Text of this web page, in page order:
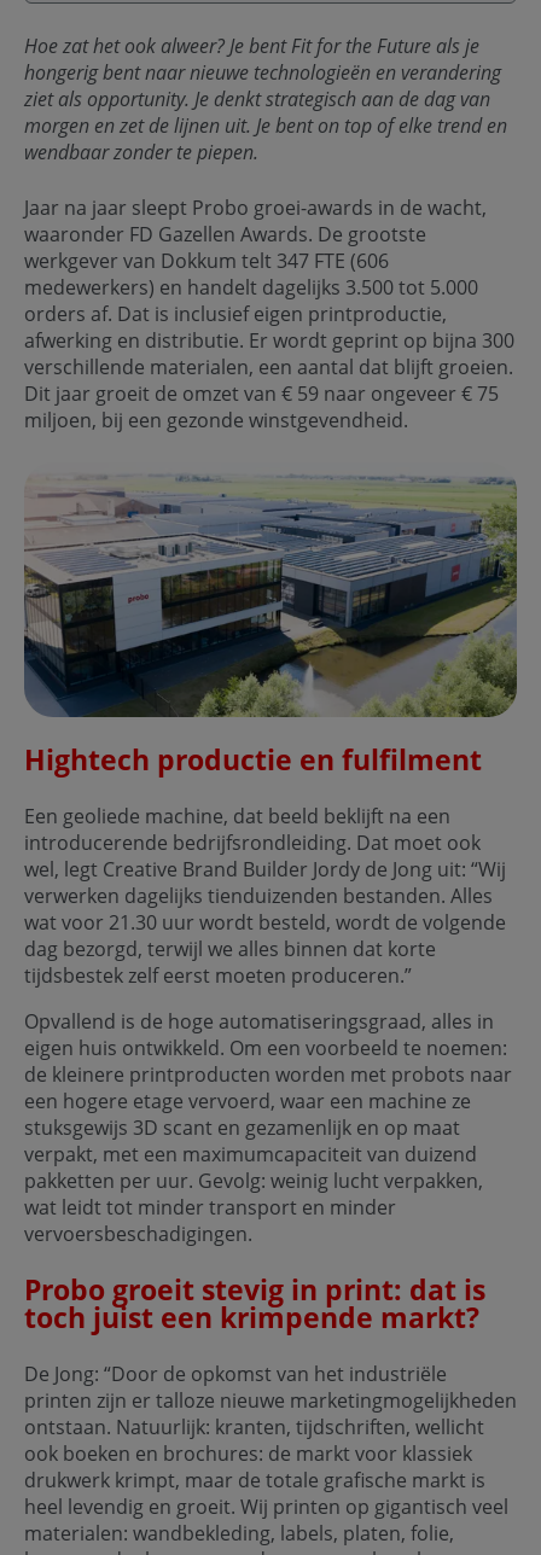
Hoe zat het ook alweer? Je bent Fit for the Future als je
hongerig bent naar nieuwe technologieën en verandering
ziet als opportunity. Je denkt strategisch aan de dag van
morgen en zet de lijnen uit. Je bent on top of elke trend en
wendbaar zonder te piepen.
Jaar na jaar sleept Probo groei-awards in de wacht,
waaronder FD Gazellen Awards. De grootste
werkgever van Dokkum telt 347 FTE (606
medewerkers) en handelt dagelijks 3.500 tot 5.000
orders af. Dat is inclusief eigen printproductie,
afwerking en distributie. Er wordt geprint op bijna 300
verschillende materialen, een aantal dat blijft groeien.
Dit jaar groeit de omzet van € 59 naar ongeveer € 75
miljoen, bij een gezonde winstgevendheid.
Hightech productie en fulfilment
Een geoliede machine, dat beeld beklijft na een
introducerende bedrijfsrondleiding. Dat moet ook
wel, legt Creative Brand Builder Jordy de Jong uit: “Wij
verwerken dagelijks tienduizenden bestanden. Alles
wat voor 21.30 uur wordt besteld, wordt de volgende
dag bezorgd, terwijl we alles binnen dat korte
tijdsbestek zelf eerst moeten produceren.”
Opvallend is de hoge automatiseringsgraad, alles in
eigen huis ontwikkeld. Om een voorbeeld te noemen:
de kleinere printproducten worden met probots naar
een hogere etage vervoerd, waar een machine ze
stuksgewijs 3D scant en gezamenlijk en op maat
verpakt, met een maximumcapaciteit van duizend
pakketten per uur. Gevolg: weinig lucht verpakken,
wat leidt tot minder transport en minder
vervoersbeschadigingen.
Probo groeit stevig in print: dat is
toch juist een krimpende markt?
De Jong: “Door de opkomst van het industriële
printen zijn er talloze nieuwe marketingmogelijkheden
ontstaan. Natuurlijk: kranten, tijdschriften, wellicht
ook boeken en brochures: de markt voor klassiek
drukwerk krimpt, maar de totale grafische markt is
heel levendig en groeit. Wij printen op gigantisch veel
materialen: wandbekleding, labels, platen, folie,